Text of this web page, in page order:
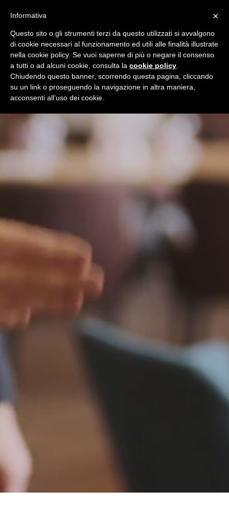
Player
×
Informativa
Questo sito o gli strumenti terzi da questo utilizzati si avvalgono
di cookie necessari al funzionamento ed utili alle finalità illustrate
nella cookie policy. Se vuoi saperne di più o negare il consenso
a tutti o ad alcuni cookie, consulta la cookie policy
Chiudendo questo banner, scorrendo questa pagina, cliccando
su un link o proseguendo la navigazione in altra maniera,
acconsenti all’uso dei cookie.